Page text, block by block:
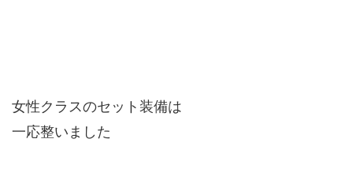
女性クラスのセット装備は
一応整いました